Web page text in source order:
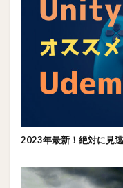
2023年最新！絶対に見